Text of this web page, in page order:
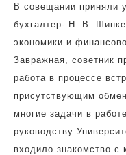
В совещании приняли
бухгалтер- Н. В.
экономики и
Завражная, советник
работа в процессе
присутствующим
многие задачи в
руководству
входило знакомство с